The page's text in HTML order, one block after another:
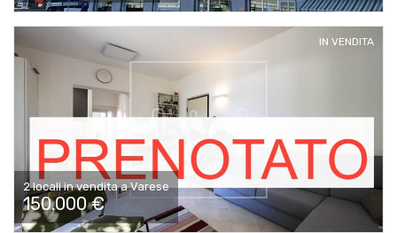
IN VENDITA
2 locali in vendita a Varese
150.000 €